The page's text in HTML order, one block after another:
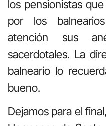
los pensionistas
por los
atención sus
sacerdotales. La
balneario lo
bueno.
Dejamos para el